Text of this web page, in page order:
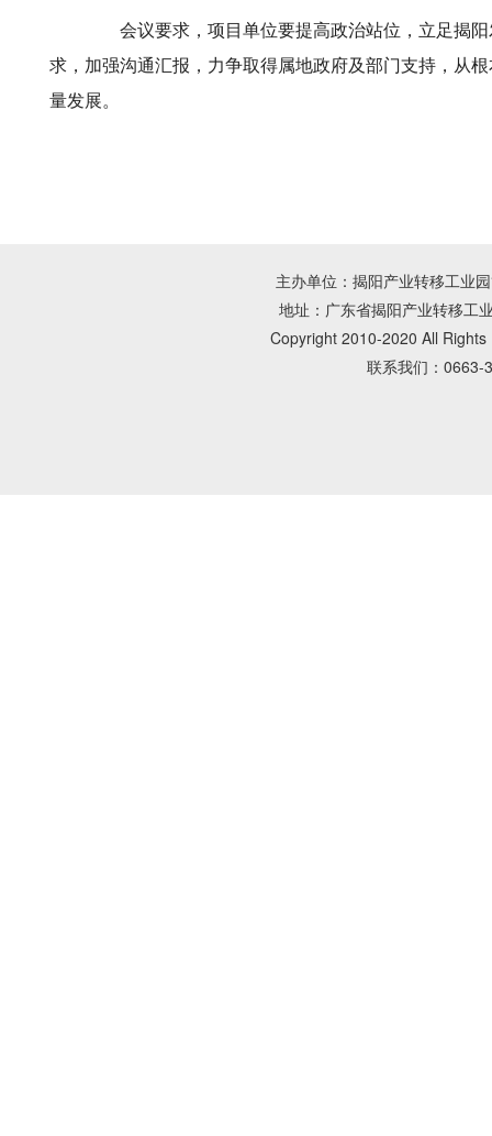
会议要求，项目单位要提高政治站位，立足揭阳
求，加强沟通汇报，力争取得属地政府及部门支持，从
量发展。
主办单位：揭阳产业转移工业
地址：广东省揭阳产业转移工
Copyright 2010-2020 All
联系我们：0663-